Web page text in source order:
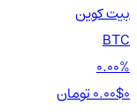
بیت کوین
BTC
0.00%
0.00$0 تومان